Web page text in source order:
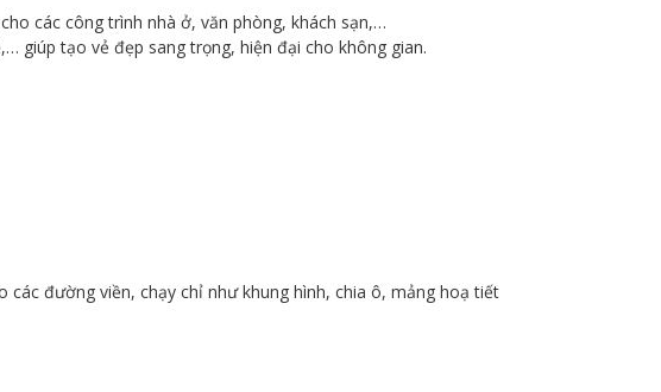
các công trình nhà ở, văn phòng, khách sạn,…
giúp tạo vẻ đẹp sang trọng, hiện đại cho không gian.
đường viền, chạy chỉ như khung hình, chia ô, mảng hoạ tiết